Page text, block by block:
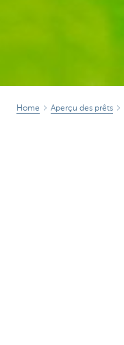
Home Aperçu des prêts